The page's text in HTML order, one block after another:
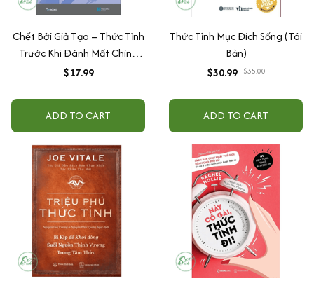
Chết Bởi Giả Tạo – Thức Tỉnh
Trước Khi Đánh Mất Chính
Mình
$17.99
ADD TO CART
Thức Tỉnh Mục Đích Sống (Tái
Bản)
$30.99 $35.00
ADD TO CART